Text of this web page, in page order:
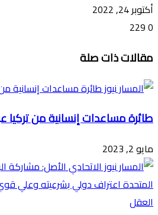
أكتوبر 24, 2022
0
عبر
البريد
مقالات ذات صلة
طائرة مساعدات إنسانية من تركيا
مايو 2, 2023